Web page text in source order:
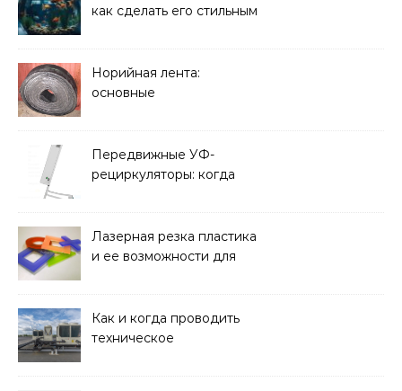
как сделать его стильным
Норийная лента:
основные
и советы по выбору
Передвижные УФ-
рециркуляторы: когда
Лазерная резка пластика
и ее возможности для
Как и когда проводить
техническое